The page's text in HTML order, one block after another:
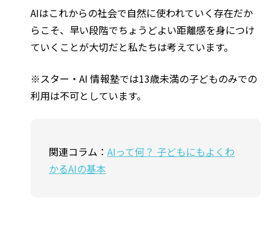
AIはこれからの社会で自然に使われていく存在だか
らこそ、早い段階でちょうどよい距離感を身につけ
ていくことが大切だと私たちは考えています。
※スター・AI 情報塾では13歳未満の子どものみでの
利用は不可としています。
関連コラム： AIって何？ 子どもにもよくわ
かるAIの基本